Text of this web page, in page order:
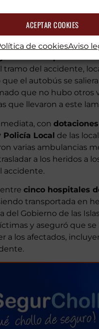
ACEPTAR COOKIES
de cookiesAviso
en las pruebas
del accidente,
el autobús se
que llevaron a este
con
Policía Localde las
varias ambulancias
accidente.
entrecinco hospitales
transportada en
del Gobierno de las
y aseguró que se